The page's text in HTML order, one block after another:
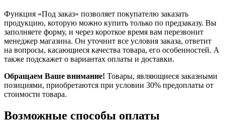
Функция «Под заказ» позволяет покупателю заказать
продукцию, которую можно купить только по предзаказу. Вы
заполняете форму, и через короткое время вам перезвонит
менеджер магазина. Он уточнит все условия заказа, ответит
на вопросы, касающиеся качества товара, его особенностей. А
также подскажет о вариантах оплаты и доставки.
Обращаем Ваше внимание! Товары, являющиеся заказными
позициями, приобретаются при условии 30% предоплаты от
стоимости товара.
Возможные способы оплаты